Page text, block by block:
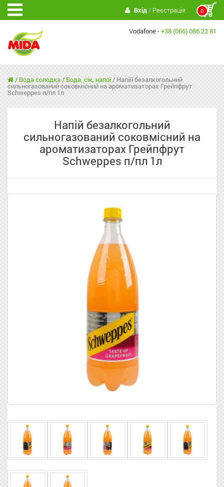
0
Вхід/ Реєстрація
Vodafone -+38 (066) 086 22 81
/ Вода солодка/ Вода, сік, напої/ Напій безалкогольний
сильногазований соковмісний на ароматизаторах Грейпфрут
Schweppes п/пл 1л
Напій безалкогольний
сильногазований соковмісний на
ароматизаторах Грейпфрут
Schweppes п/пл 1л